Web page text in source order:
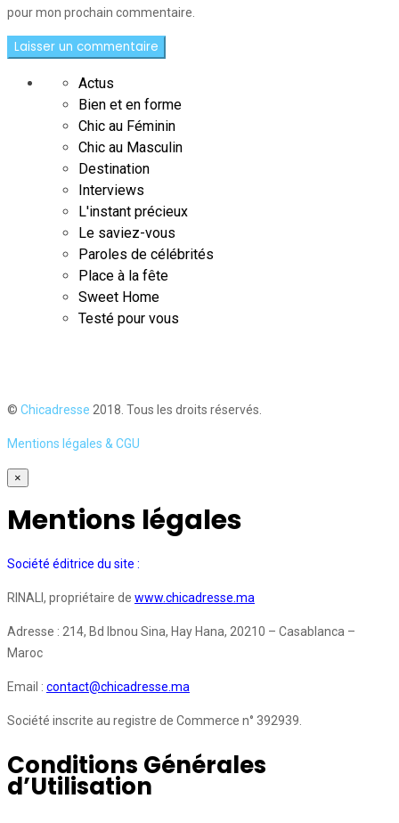
pour mon prochain commentaire.
Actus
Bien et en forme
Chic au Féminin
Chic au Masculin
Destination
Interviews
L'instant précieux
Le saviez-vous
Paroles de célébrités
Place à la fête
Sweet Home
Testé pour vous
© Chicadresse 2018. Tous les droits réservés.
Mentions légales & CGU
×
Mentions légales
Société éditrice du site :
RINALI, propriétaire de www.chicadresse.ma
Adresse : 214, Bd Ibnou Sina, Hay Hana, 20210 – Casablanca –
Maroc
Email : contact@chicadresse.ma
Société inscrite au registre de Commerce n° 392939.
Conditions Générales
d’Utilisation